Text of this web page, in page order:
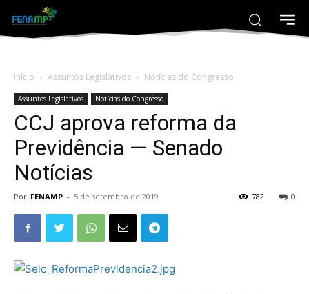
Início Assuntos Legislativos Notícias do Congresso
Assuntos Legislativos Notícias do Congresso
CCJ aprova reforma da
Previdência — Senado
Notícias
Por FENAMP - 5 de setembro de 2019 0
782